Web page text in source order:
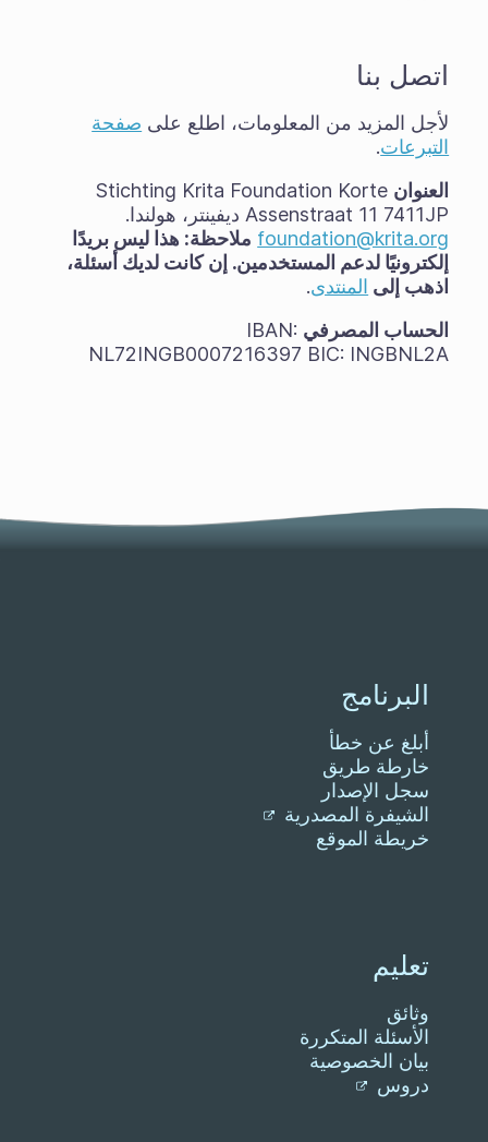
اتصل بنا
لأجل المزيد من المعلومات، اطلع على صفحة
التبرعات.
العنوان Stichting Krita Foundation Korte
Assenstraat 11 7411JP ديفينتر، هولندا.
foundation@krita.org ملاحظة: هذا ليس بريدًا
إلكترونيًا لدعم المستخدمين. إن كانت لديك أسئلة،
اذهب إلى المنتدى.
الحساب المصرفي IBAN:
NL72INGB0007216397 BIC: INGBNL2A
البرنامج
أبلغ عن خطأ
خارطة طريق
سجل الإصدار
الشيفرة المصدرية
خريطة الموقع
تعليم
وثائق
الأسئلة المتكررة
بيان الخصوصية
دروس